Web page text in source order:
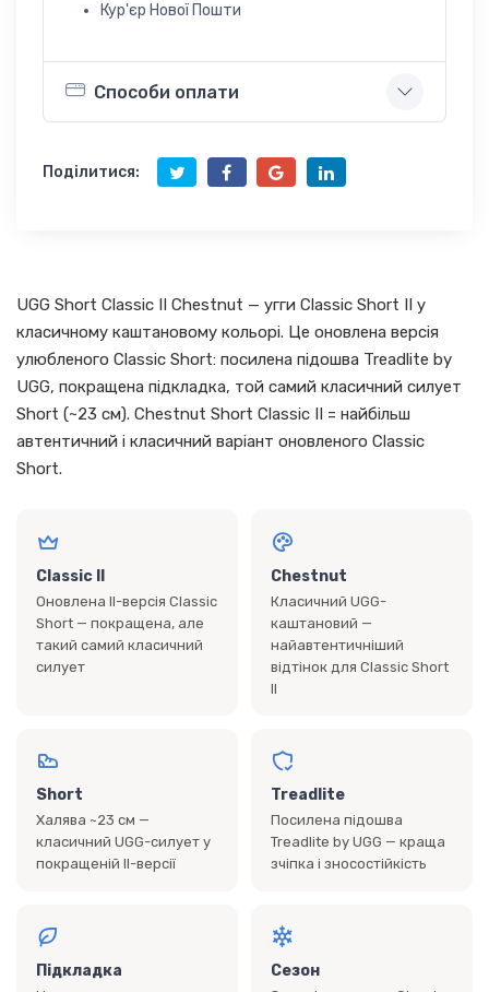
Кур'єр Нової Пошти
Способи оплати
Поділитися:
UGG Short Classic II Chestnut — угги Classic Short II у
класичному каштановому кольорі. Це оновлена версія
улюбленого Classic Short: посилена підошва Treadlite by
UGG, покращена підкладка, той самий класичний силует
Short (~23 см). Chestnut Short Classic II = найбільш
автентичний і класичний варіант оновленого Classic
Short.
Classic II
Оновлена II-версія Classic
Short — покращена, але
такий самий класичний
силует
Chestnut
Класичний UGG-
каштановий —
найавтентичніший
відтінок для Classic Short
II
Short
Халява ~23 см —
класичний UGG-силует у
покращеній II-версії
Treadlite
Посилена підошва
Treadlite by UGG — краща
зчіпка і зносостійкість
Підкладка Сезон